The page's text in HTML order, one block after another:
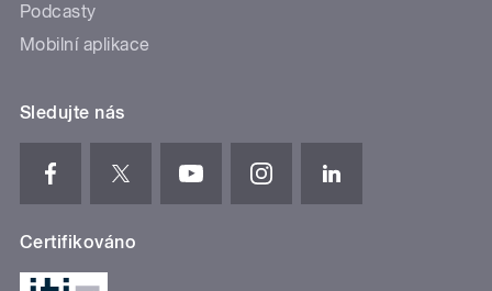
Podcasty
Mobilní aplikace
Sledujte nás
Certifikováno